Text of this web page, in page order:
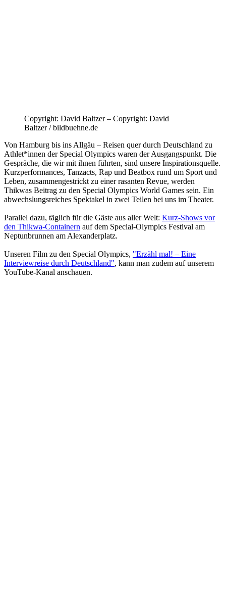
Copyright: David Baltzer – Copyright: David
Baltzer / bildbuehne.de
Von Hamburg bis ins Allgäu – Reisen quer durch Deutschland zu
Athlet*innen der Special Olympics waren der Ausgangspunkt. Die
Gespräche, die wir mit ihnen führten, sind unsere Inspirationsquelle.
Kurzperformances, Tanzacts, Rap und Beatbox rund um Sport und
Leben, zusammengestrickt zu einer rasanten Revue, werden
Thikwas Beitrag zu den Special Olympics World Games sein. Ein
abwechslungsreiches Spektakel in zwei Teilen bei uns im Theater.
Parallel dazu, täglich für die Gäste aus aller Welt: Kurz-Shows vor
den Thikwa-Containern auf dem Special-Olympics Festival am
Neptunbrunnen am Alexanderplatz.
Unseren Film zu den Special Olympics, "Erzähl mal! – Eine
Interviewreise durch Deutschland", kann man zudem auf unserem
YouTube-Kanal anschauen.